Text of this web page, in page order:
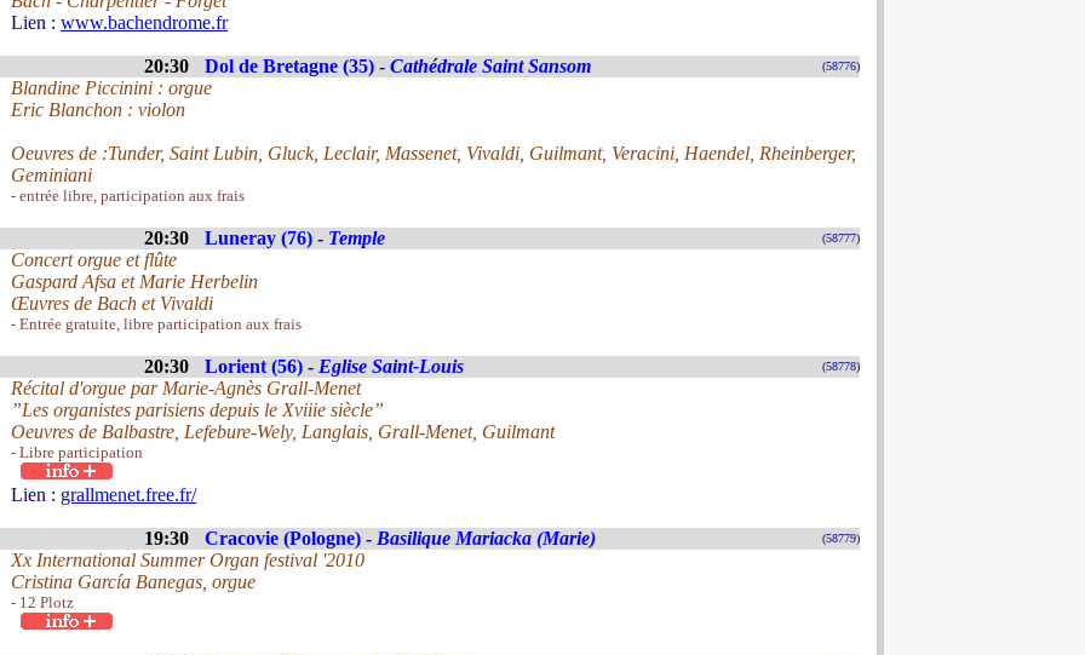
Lien : www.bachendrome.fr
20:30 Dol de Bretagne (35) - Cathédrale Saint Sansom (58776)
Blandine Piccinini : orgue
Eric Blanchon : violon
Oeuvres de :Tunder, Saint Lubin, Gluck, Leclair, Massenet, Vivaldi, Guilmant, Veracini, Haendel, Rheinberger,
Geminiani
- entrée libre, participation aux frais
20:30 Luneray (76) - Temple (58777)
Concert orgue et flûte
Gaspard Afsa et Marie Herbelin
Œuvres de Bach et Vivaldi
- Entrée gratuite, libre participation aux frais
20:30 Lorient (56) - Eglise Saint-Louis (58778)
Récital d'orgue par Marie-Agnès Grall-Menet
”Les organistes parisiens depuis le Xviiie siècle”
Oeuvres de Balbastre, Lefebure-Wely, Langlais, Grall-Menet, Guilmant
- Libre participation
Lien : grallmenet.free.fr/
19:30 Cracovie (Pologne) - Basilique Mariacka (Marie) (58779)
Xx International Summer Organ festival '2010
Cristina García Banegas, orgue
- 12 Plotz